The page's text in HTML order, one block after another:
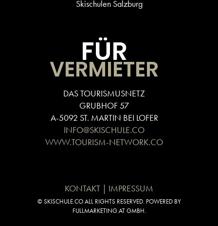
Skischulen Salzburg
FÜR
VERMIETER
DAS TOURISMUSNETZ
GRUBHOF 57
A-5092 ST. MARTIN BEI LOFER
INFO@SKISCHULE.CO
WWW.TOURISM-NETWORK.CO
KONTAKT | IMPRESSUM
© SKISCHULE.CO ALL RIGHTS RESERVED. POWERED BY
FULLMARKETING.AT GMBH.